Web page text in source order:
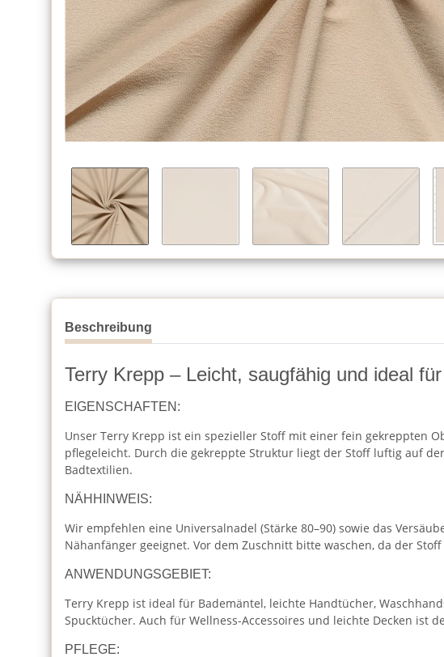
Beschreibung
Terry Krepp – Leicht, saugfähig und ideal
EIGENSCHAFTEN:
Unser Terry Krepp ist ein spezieller Stoff mit einer fein gekreppten
pflegeleicht. Durch die gekreppte Struktur liegt der Stoff luftig auf
Badtextilien.
NÄHHINWEIS:
Wir empfehlen eine Universalnadel (Stärke 80–90) sowie das
Nähanfänger geeignet. Vor dem Zuschnitt bitte waschen, da der
ANWENDUNGSGEBIET:
Terry Krepp ist ideal für Bademäntel, leichte Handtücher,
Spucktücher. Auch für Wellness-Accessoires und leichte Decken ist
PFLEGE: